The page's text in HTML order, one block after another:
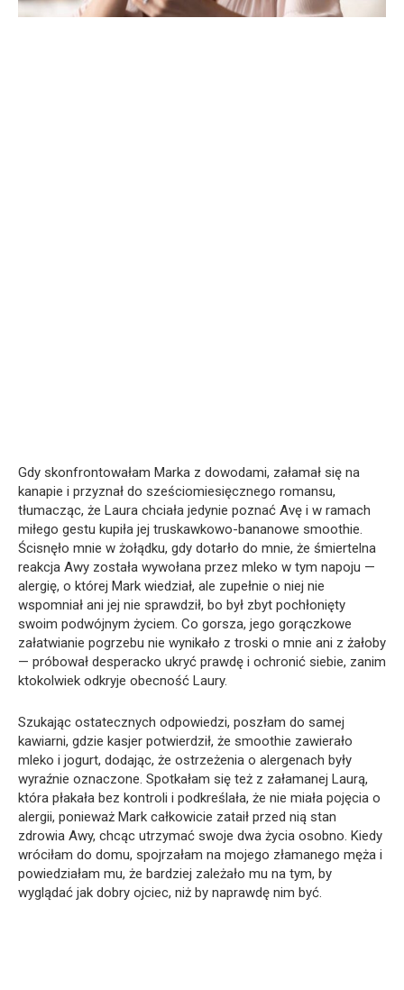
Gdy skonfrontowałam Marka z dowodami, załamał się na
kanapie i przyznał do sześciomiesięcznego romansu,
tłumacząc, że Laura chciała jedynie poznać Avę i w ramach
miłego gestu kupiła jej truskawkowo-bananowe smoothie.
Ścisnęło mnie w żołądku, gdy dotarło do mnie, że śmiertelna
reakcja Awy została wywołana przez mleko w tym napoju —
alergię, o której Mark wiedział, ale zupełnie o niej nie
wspomniał ani jej nie sprawdził, bo był zbyt pochłonięty
swoim podwójnym życiem. Co gorsza, jego gorączkowe
załatwianie pogrzebu nie wynikało z troski o mnie ani z żałoby
— próbował desperacko ukryć prawdę i ochronić siebie, zanim
ktokolwiek odkryje obecność Laury.
Szukając ostatecznych odpowiedzi, poszłam do samej
kawiarni, gdzie kasjer potwierdził, że smoothie zawierało
mleko i jogurt, dodając, że ostrzeżenia o alergenach były
wyraźnie oznaczone. Spotkałam się też z załamanej Laurą,
która płakała bez kontroli i podkreślała, że nie miała pojęcia o
alergii, ponieważ Mark całkowicie zataił przed nią stan
zdrowia Awy, chcąc utrzymać swoje dwa życia osobno. Kiedy
wróciłam do domu, spojrzałam na mojego złamanego męża i
powiedziałam mu, że bardziej zależało mu na tym, by
wyglądać jak dobry ojciec, niż by naprawdę nim być.